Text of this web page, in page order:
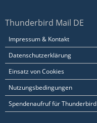
Thunderbird Mail DE
Impressum & Kontakt
Datenschutzerklärung
Einsatz von Cookies
Nutzungsbedingungen
Spendenaufruf für Thunderbird